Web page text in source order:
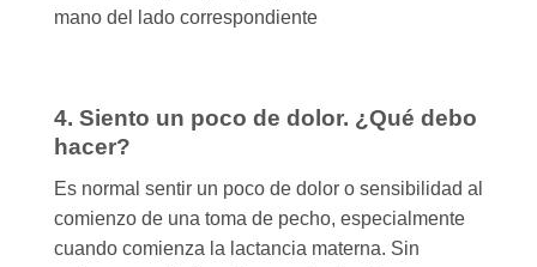
mano del lado correspondiente
4. Siento un poco de dolor. ¿Qué debo
hacer?
Es normal sentir un poco de dolor o sensibilidad al
comienzo de una toma de pecho, especialmente
cuando comienza la lactancia materna. Sin